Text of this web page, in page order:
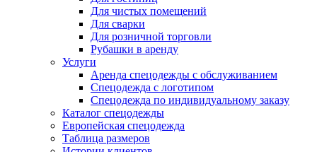
Для чистых помещений
Для сварки
Для розничной торговли
Рубашки в аренду
Услуги
Аренда спецодежды с обслуживанием
Спецодежда с логотипом
Спецодежда по индивидуальному заказу
Каталог спецодежды
Европейская спецодежда
Таблица размеров